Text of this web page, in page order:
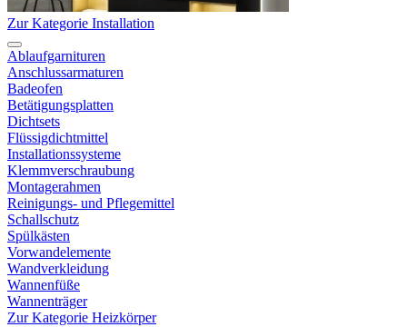
Zur Kategorie Installation
Ablaufgarnituren
Anschlussarmaturen
Badeofen
Betätigungsplatten
Dichtsets
Flüssigdichtmittel
Installationssysteme
Klemmverschraubung
Montagerahmen
Reinigungs- und Pflegemittel
Schallschutz
Spülkästen
Vorwandelemente
Wandverkleidung
Wannenfüße
Wannenträger
Zur Kategorie Heizkörper